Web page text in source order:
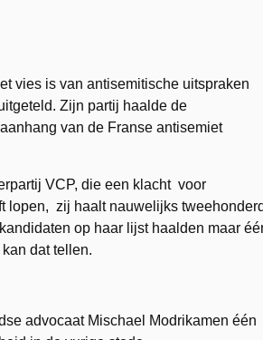
vies is van antisemitische uitspraken
Zijn partij haalde de
van de Franse antisemiet
VCP, die een klacht voor
lopen, zij haalt nauwelijks
op haar lijst haalden maar
dat tellen.
advocaat Mischael Modrikamen één